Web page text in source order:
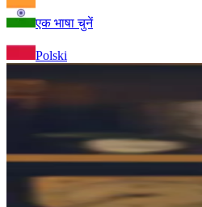
एक भाषा चुनें
Polski